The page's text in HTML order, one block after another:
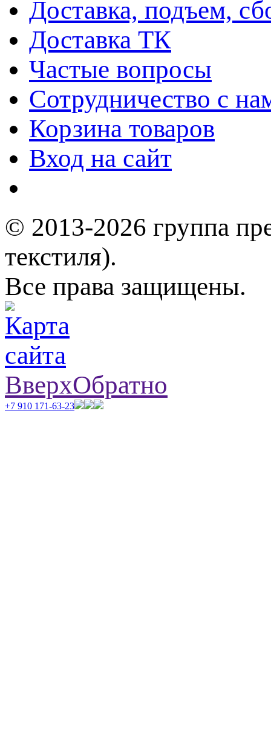
Доставка, подъем,
Доставка ТК
Частые вопросы
Сотрудничество с
Корзина товаров
Вход на сайт
© 2013-2026 группа
текстиля).
Все права защищены.
ВверхОбратно
+7 910 171-63-23